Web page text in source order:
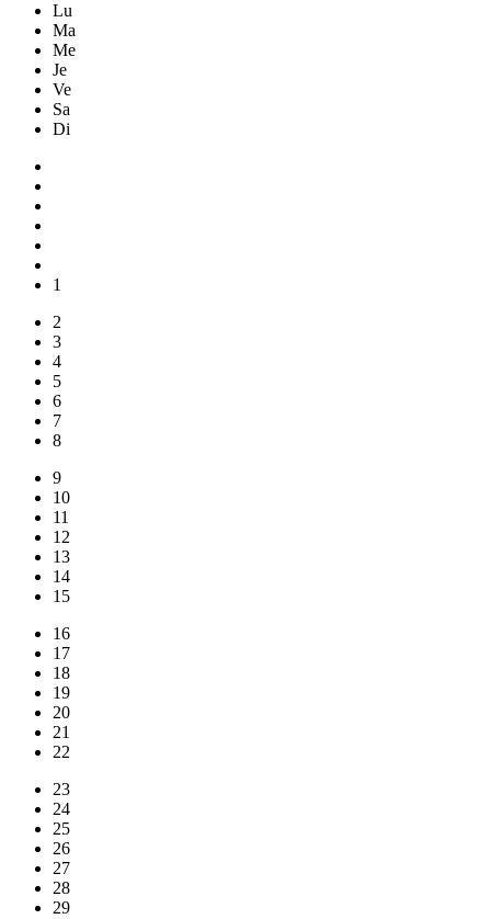
Lu
Ma
Me
Je
Ve
Sa
Di
1
2
3
4
5
6
7
8
9
10
11
12
13
14
15
16
17
18
19
20
21
22
23
24
25
26
27
28
29